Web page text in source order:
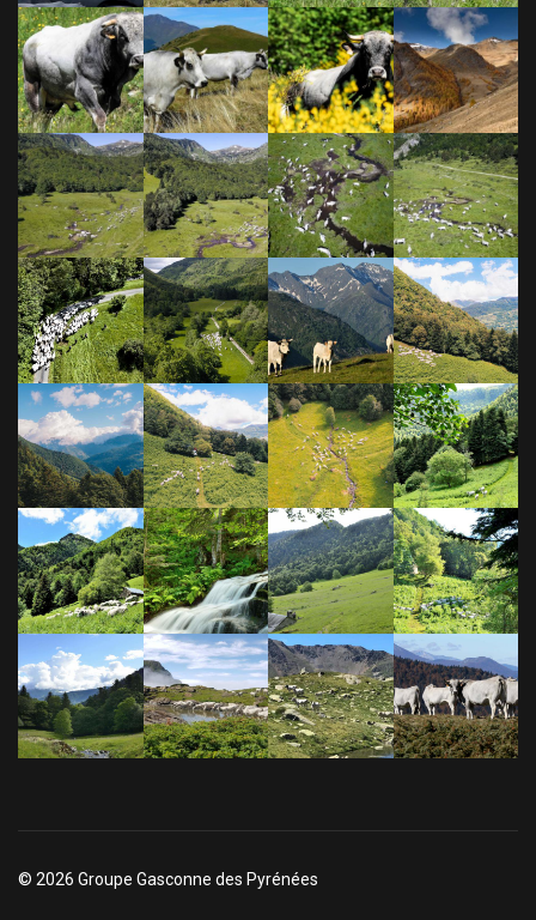
© 2026 Groupe Gasconne des Pyrénées